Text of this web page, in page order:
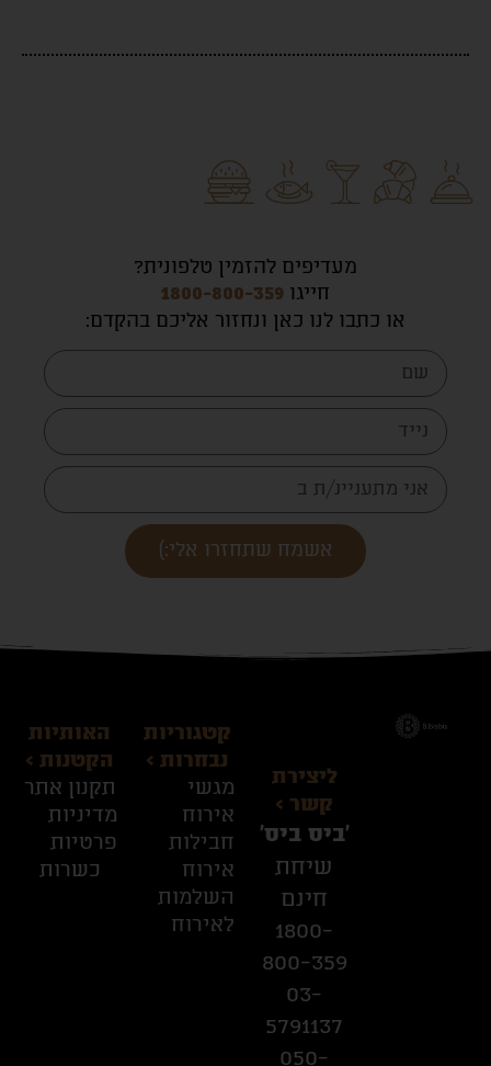
מעדיפים להזמין טלפונית?
חייגו1800-800-359
או כתבו לנו כאן ונחזור אליכם בהקדם:
אשמח שתחזרו אלי:)
ליצירת
קשר >
׳ביס ביס׳
שיחת
חינם
1800-
800-359
03-
5791137
050-
קטגוריות
נבחרות >
מגשי
אירוח
חבילות
אירוח
השלמות
לאירוח
האותיות
הקטנות >
תקנון אתר
מדיניות
פרטיות
כשרות